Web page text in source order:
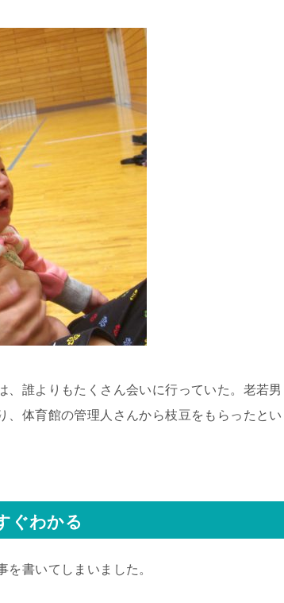
誰よりもたくさん会いに行っていた。老若男
体育館の管理人さんから枝豆をもらったとい
ぐわかる
書いてしまいました。